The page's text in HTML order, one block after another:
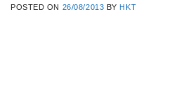
POSTED ON 26/08/2013 BY HKT